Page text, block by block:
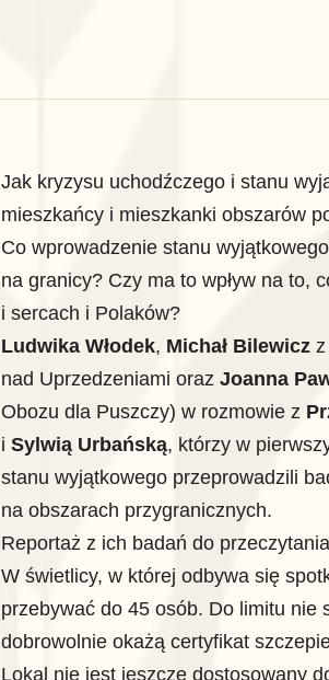
Jak kryzysu uchodźczego i stanu
mieszkańcy i mieszkanki obszarów
Co wprowadzenie stanu
na granicy? Czy ma to wpływ na to,
i sercach i Polaków?
Ludwika Włodek, Michał Bilewicz
nad Uprzedzeniami oraz Joanna
Obozu dla Puszczy) w rozmowie z
i Sylwią Urbańską, którzy w
stanu wyjątkowego przeprowadzili
na obszarach przygranicznych.
Reportaż z ich badań do przeczytania
W świetlicy, w której odbywa się
przebywać do 45 osób. Do limitu nie
dobrowolnie okażą certyfikat
Lokal nie jest jeszcze dostosowany